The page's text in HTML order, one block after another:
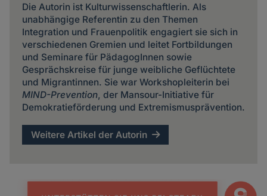
Die Autorin ist Kulturwissenschaftlerin. Als
unabhängige Referentin zu den Themen
Integration und Frauenpolitik engagiert sie sich in
verschiedenen Gremien und leitet Fortbildungen
und Seminare für PädagogInnen sowie
Gesprächskreise für junge weibliche Geflüchtete
und Migrantinnen. Sie war Workshopleiterin bei
MIND-Prevention, der Mansour-Initiative für
Demokratieförderung und Extremismusprävention.
Weitere Artikel der Autorin